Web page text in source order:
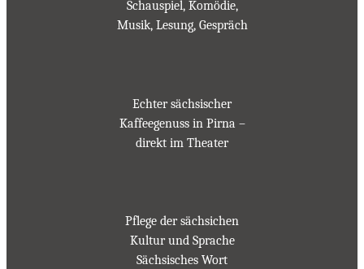
Schauspiel, Komödie,
Musik, Lesung, Gespräch
Echter sächsischer
Kaffeegenuss in Pirna –
direkt im Theater
Pflege der sächsichen
Kultur und Sprache
Sächsisches Wort